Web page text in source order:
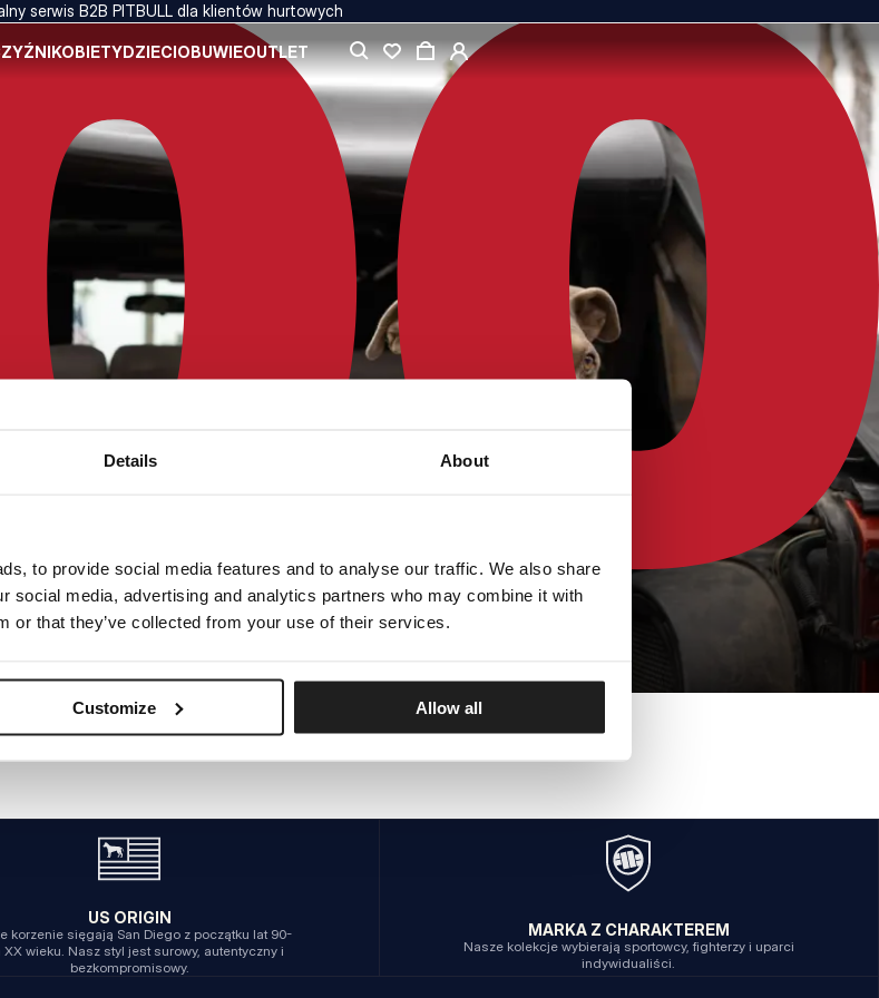
Details About
to provide social media features and to analyse our traffic. We also share
social media, advertising and analytics partners who may combine it with
or that they’ve collected from your use of their services.
Customize Allow all
serwis B2B PITBULL dla klientów hurtowych
KOBIETYDZIECIOBUWIEOUTLET
BŁĄD SERWERA
POWRÓT NA STRONĘ GŁÓWNĄ
US ORIGIN
korzenie sięgają San Diego z początku lat 90-
XX wieku. Nasz styl jest surowy, autentyczny i
bezkompromisowy.
MARKA Z CHARAKTEREM
Nasze kolekcje wybierają sportowcy, fighterzy i uparci
indywidualiści.